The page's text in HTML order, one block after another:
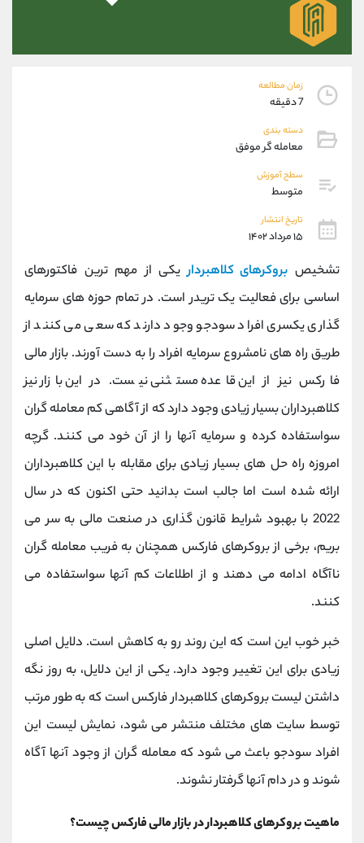
زمان مطالعه
7 دقیقه
دسته بندی
معامله گر موفق
سطح آموزش
متوسط
تاریخ انتشار
۱۵ مرداد ۱۴۰۲
تشخیص بروکرهای کلاهبرداریکی از مهم ترین فاکتورهای
اساسی برای فعالیت یک تریدر است. در تمام حوزه های سرمایه
گذاری یکسری افراد سودجو وجود دارند که سعی می کنند از
طریق راه های نامشروع سرمایه افراد را به دست آورند. بازار مالی
فارکس نیز از این قاعده مستثنی نیست. در این بازار نیز
کلاهبرداران بسیار زیادی وجود دارد که از آگاهی کم معامله گران
سواستفاده کرده و سرمایه آنها را از آن خود می کنند. گرچه
امروزه راه حل های بسیار زیادی برای مقابله با این کلاهبرداران
ارائه شده است اما جالب است بدانید حتی اکنون که در سال
2022 با بهبود شرایط قانون‌ گذاری در صنعت مالی به سر می
‌بریم، برخی از بروکرهای فارکس همچنان به فریب معامله ‌گران
ناآگاه ادامه می ‌دهند و از اطلاعات کم آنها سواستفاده می
کنند.
خبر خوب این است که این روند رو به کاهش است. دلایل اصلی
زیادی برای این تغییر وجود دارد. یکی از این دلایل، به ‌روز نگه
‌داشتن لیست بروکرهای کلاهبردار فارکس است که به ‌طور مرتب
توسط سایت ‌های مختلف منتشر می ‌شود، نمایش لیست این
افراد سودجو باعث می شود که معامله گران از وجود آنها آگاه
شوند و در دام آنها گرفتار نشوند.
ماهیت بروکرهای کلاهبردار در بازار مالی فارکس چیست؟
09194198792
واتساپ
تلگرام
پشتیبان فروش
موبایل
داخلی
اطلاعات تماس (دفتر فروش)
تلفن 021-22021030
021-22021040
بدون پیش شماره 90001030
اینستاگرام @alireza.mehrabii
کانال تلگرام @alirezamehrabi_com
@alirezamehrabi_official